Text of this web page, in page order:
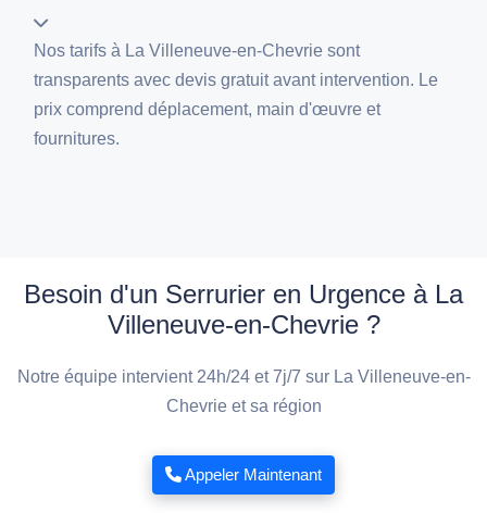
Nos tarifs à La Villeneuve-en-Chevrie sont
transparents avec devis gratuit avant intervention. Le
prix comprend déplacement, main d'œuvre et
fournitures.
Besoin d'un Serrurier en Urgence à La
Villeneuve-en-Chevrie ?
Notre équipe intervient 24h/24 et 7j/7 sur La Villeneuve-en-
Chevrie et sa région
Appeler Maintenant